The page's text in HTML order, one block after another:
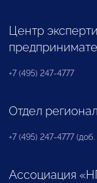
Центр
+7 (495) 247-4777
Отдел
+7 (495) 247-4777 (доб.
Ассоциация